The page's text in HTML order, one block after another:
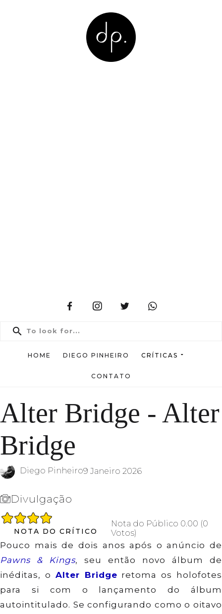
HOME DIEGO PINHEIRO CRÍTICAS
CONTATO
Alter Bridge - Alter
Bridge
Diego Pinheiro9 Janeiro 2026
Divulgação
NOTA DO CRÍTICO
Nota do Público 0.00 (0
Votos)
Pouco mais de dois anos após o anúncio de
Pawns & Kings, seu então novo álbum de
inéditas, o Alter Bridge retoma os holofotes
para si com o lançamento do álbum
autointitulado. Se configurando como o oitavo